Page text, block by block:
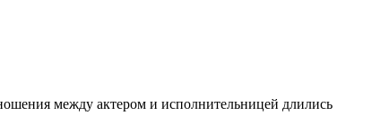
между актером и исполнительницей длились